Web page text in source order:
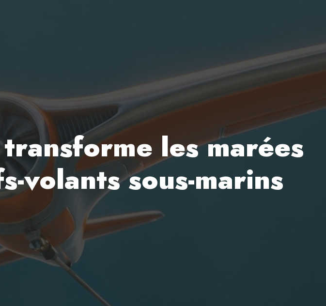
les marées
volants sous-marins